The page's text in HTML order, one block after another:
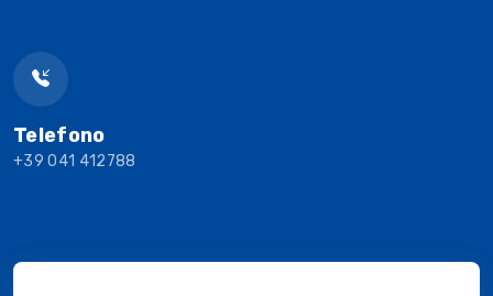
Telefono
+39 041 412788